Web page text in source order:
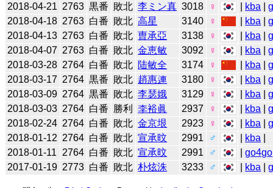
2018-04-21 2763 黒番 敗北 李ミン真 3018 ♀ kba |
2018-04-18 2763 白番 敗北 高星 3140 ♀ kba |
2018-04-13 2763 白番 敗北 曺承亞 3138 ♀ kba |
2018-04-07 2763 白番 敗北 金恵敏 3092 ♀ kba |
2018-03-28 2764 白番 敗北 陆敏全 3174 ♀ kba |
2018-03-17 2764 黒番 敗北 趙惠連 3180 ♀ kba |
2018-03-09 2764 黒番 敗北 李瑟娥 3129 ♀ kba |
2018-03-03 2764 白番 勝利 李裕眞 2937 ♀ kba |
2018-02-24 2764 白番 敗北 金京垠 2923 ♀ kba |
2018-01-12 2764 白番 敗北 宣承旼 2991 ♂ kba
2018-01-11
2764 白番 敗北 宣承旼 2991 ♂ |go4go
2017-01-19 2773 白番 敗北 朴炫洙 3233 ♂ kba |